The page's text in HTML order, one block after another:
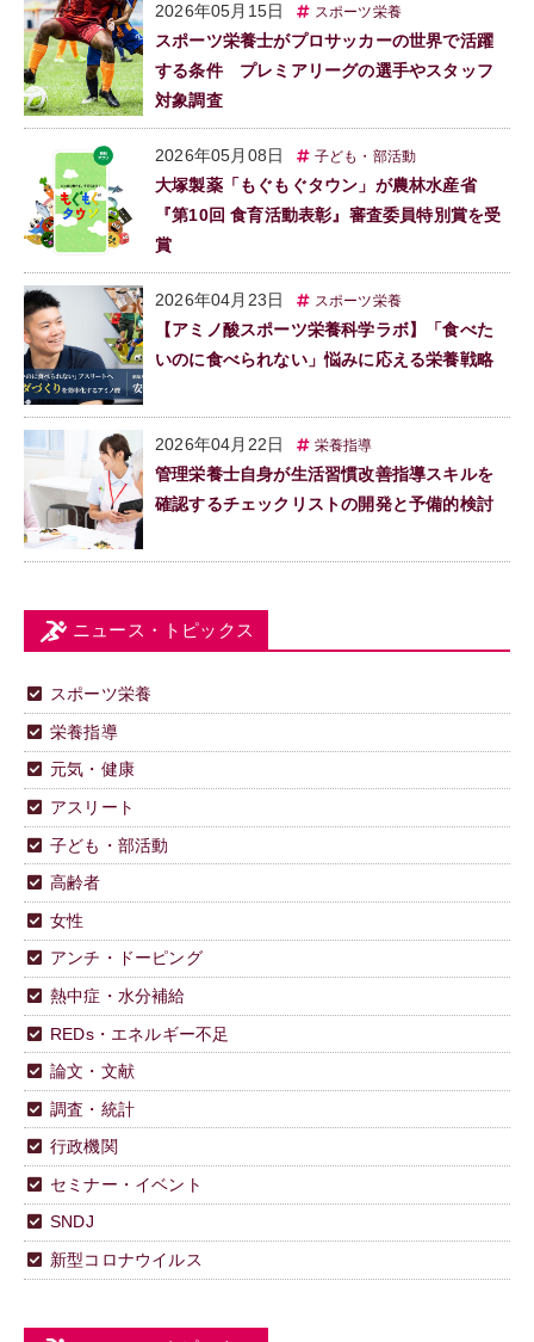
2026年05月15日 スポーツ栄養
スポーツ栄養士がプロサッカーの世界で活躍
する条件 プレミアリーグの選手やスタッフ
対象調査
2026年05月08日 子ども・部活動
大塚製薬「もぐもぐタウン」が農林水産省
『第10回 食育活動表彰』審査委員特別賞を受
賞
2026年04月23日 スポーツ栄養
【アミノ酸スポーツ栄養科学ラボ】「食べた
いのに食べられない」悩みに応える栄養戦略
2026年04月22日 栄養指導
管理栄養士自身が生活習慣改善指導スキルを
確認するチェックリストの開発と予備的検討
ニュース・トピックス
スポーツ栄養
栄養指導
元気・健康
アスリート
子ども・部活動
高齢者
女性
アンチ・ドーピング
熱中症・水分補給
REDs・エネルギー不足
論文・文献
調査・統計
行政機関
セミナー・イベント
SNDJ
新型コロナウイルス